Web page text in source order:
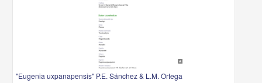
"Eugenia uxpanapensis" P.E. Sánchez & L.M. Ortega